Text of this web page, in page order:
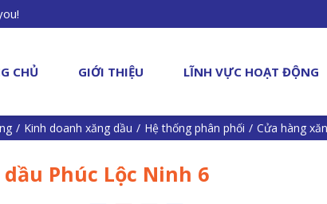
CHỦ GIỚI THIỆU LĨNH VỰC HOẠT ĐỘNG
/ Kinh doanh xăng dầu / Hệ thống phân phối / Cửa hàng
Phúc Lộc Ninh 6